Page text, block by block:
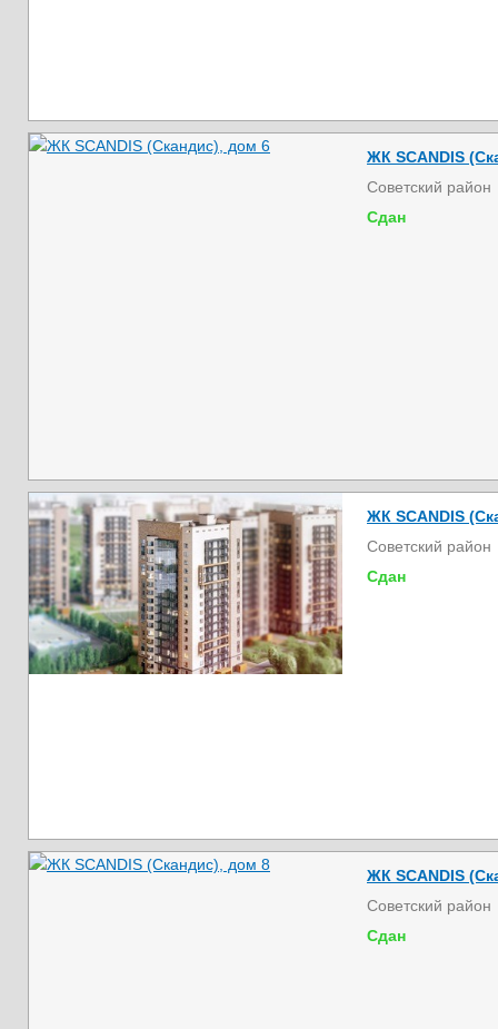
ЖК SCANDIS
Советский район
Сдан
ЖК SCANDIS
Советский район
Сдан
ЖК SCANDIS
Советский район
Сдан